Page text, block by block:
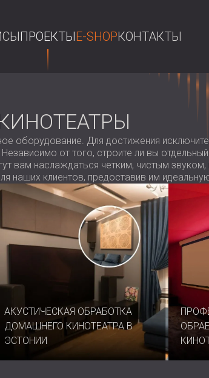
ПРОЕКТЫE-SHOPКОНТАКТЫ
оборудование. Для достижения
от того, строите ли вы
вам наслаждаться четким, чистым
наших клиентов, предоставив им
АКУСТИЧЕСКАЯ ОБРАБОТКА
ДОМАШНЕГО КИНОТЕАТРА В
ЭСТОНИИ